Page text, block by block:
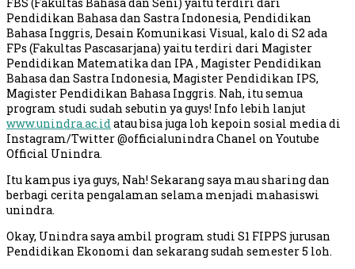
Pendidikan Bahasa dan Sastra Indonesia, Pendidikan
Bahasa Inggris, Desain Komunikasi Visual, kalo di S2 ada
FPs (Fakultas Pascasarjana) yaitu terdiri dari Magister
Pendidikan Matematika dan IPA , Magister Pendidikan
Bahasa dan Sastra Indonesia, Magister Pendidikan IPS,
Magister Pendidikan Bahasa Inggris. Nah, itu semua
program studi sudah sebutin ya guys! Info lebih lanjut
www.unindra.ac.idatau bisa juga loh kepoin sosial media di
Instagram/Twitter @officialunindra Chanel on Youtube
Official Unindra.
Itu kampus iya guys, Nah! Sekarang saya mau sharing dan
berbagi cerita pengalaman selama menjadi mahasiswi
unindra.
Okay, Unindra saya ambil program studi S1 FIPPS jurusan
Pendidikan Ekonomi dan sekarang sudah semester 5 loh.